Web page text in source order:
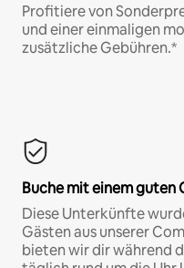
Profitiere von
und einer einmaligen
zusätzliche Gebühren.*
Buche mit einem guten
Diese Unterkünfte
Gästen aus unserer
bieten wir dir während